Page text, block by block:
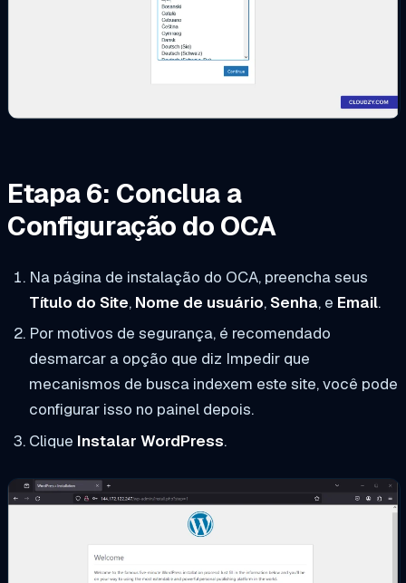
Etapa 6: Conclua a
Configuração do OCA
Na página de instalação do OCA, preencha seus
Título do Site, Nome de usuário,Senha, e Email.
Por motivos de segurança, é recomendado
desmarcar a opção que diz Impedir que
mecanismos de busca indexem este site, você pode
configurar isso no painel depois.
Clique Instalar WordPress.